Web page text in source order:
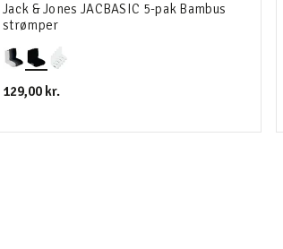
Jack & Jones JACBASIC 5-pak Bambus
strømper
129,00 kr.